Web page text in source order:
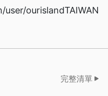
ourislandTAIWAN
完整清單